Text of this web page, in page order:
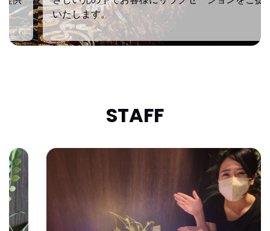
いたします。
STAFF